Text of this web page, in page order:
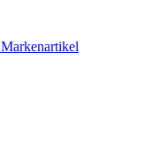
Markenartikel